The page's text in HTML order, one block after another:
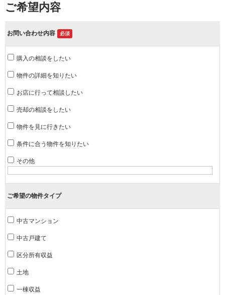
ご希望内容
お問い合わせ内容 必須
購入の相談をしたい
物件の詳細を知りたい
お店に行って相談したい
売却の相談をしたい
物件を見に行きたい
条件に合う物件を知りたい
その他
ご希望の物件タイプ
中古マンション
中古戸建て
区分所有収益
土地
一棟収益